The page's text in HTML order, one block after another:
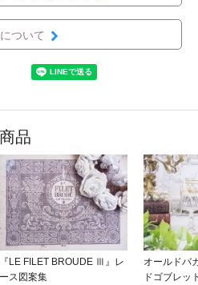
ついて
品
『LE FILET BROUDE Ⅲ』レ
ース図案集
オールドバ
ドゴブレッ